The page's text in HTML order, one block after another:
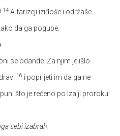
14 A farizeji iziđoše i održaše
da ga pogube.
se odande. Za njim je išlo
16 i poprijeti im da ga ne
što je rečeno po Izaiji proroku:
sebi izabrah: